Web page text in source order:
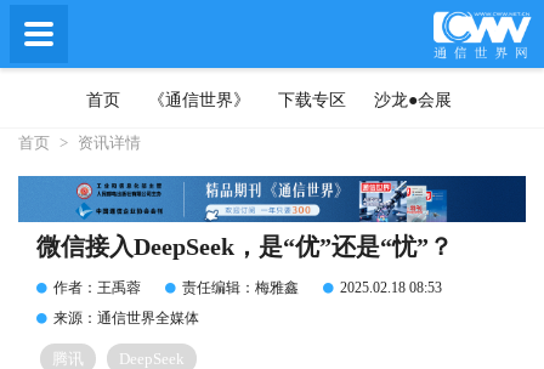
首页 《通信世界》 下载专区 沙龙●会展
首页 > 资讯详情
微信接入DeepSeek，是“优”还是“忧”？
作者：王禹蓉 责任编辑：梅雅鑫
2025.02.18 08:53
来源：通信世界全媒体
腾讯 DeepSeek